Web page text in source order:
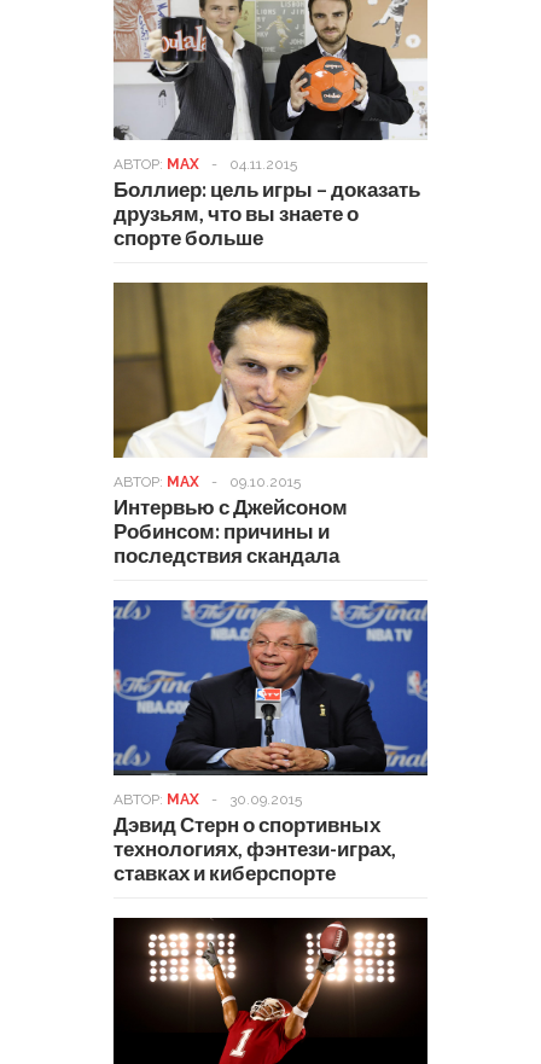
АВТОР: MAX - 04.11.2015
Боллиер: цель игры – доказать
друзьям, что вы знаете о
спорте больше
АВТОР: MAX - 09.10.2015
Интервью с Джейсоном
Робинсом: причины и
последствия скандала
АВТОР: MAX - 30.09.2015
Дэвид Стерн о спортивных
технологиях, фэнтези-играх,
ставках и киберспорте